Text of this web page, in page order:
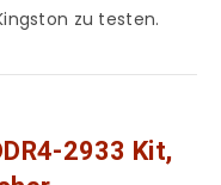
zu testen.
2933 Kit,